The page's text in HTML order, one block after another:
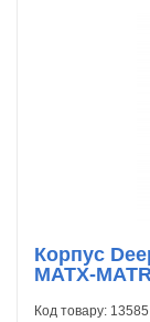
Корпус
MATX-
Код товару: 13585